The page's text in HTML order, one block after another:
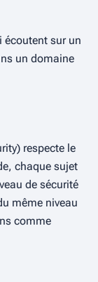
écoutent sur un
un domaine
respecte le
chaque sujet
de sécurité
même niveau
comme